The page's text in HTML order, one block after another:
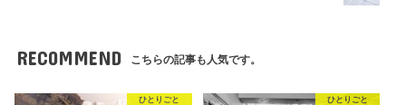
RECOMMEND こちらの記事も人気です。
ひとりごと ひとりごと